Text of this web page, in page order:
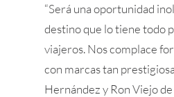
“Será una oportunidad
destino que lo tiene todo
viajeros. Nos complace
con marcas tan
Hernández y Ron Viejo de